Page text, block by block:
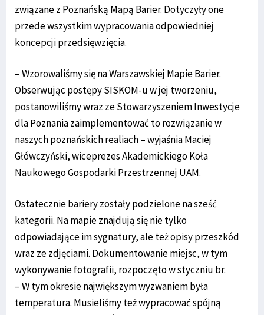
związane z Poznańską Mapą Barier. Dotyczyły one
przede wszystkim wypracowania odpowiedniej
koncepcji przedsięwzięcia.
– Wzorowaliśmy się na Warszawskiej Mapie Barier.
Obserwując postępy SISKOM-u w jej tworzeniu,
postanowiliśmy wraz ze Stowarzyszeniem Inwestycje
dla Poznania zaimplementować to rozwiązanie w
naszych poznańskich realiach – wyjaśnia Maciej
Główczyński, wiceprezes Akademickiego Koła
Naukowego Gospodarki Przestrzennej UAM.
Ostatecznie bariery zostały podzielone na sześć
kategorii. Na mapie znajdują się nie tylko
odpowiadające im sygnatury, ale też opisy przeszkód
wraz ze zdjęciami. Dokumentowanie miejsc, w tym
wykonywanie fotografii, rozpoczęto w styczniu br.
– W tym okresie największym wyzwaniem była
temperatura. Musieliśmy też wypracować spójną